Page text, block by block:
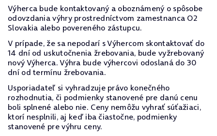
Výherca bude kontaktovaný a oboznámený o spôsobe
odovzdania výhry prostredníctvom zamestnanca O2
Slovakia alebo povereného zástupcu.
V prípade, že sa nepodarí s Výhercom skontaktovať do
14 dní od uskutočnenia žrebovania, bude vyžrebovaný
nový Výherca. Výhra bude výhercovi odoslaná do 30
dní od termínu žrebovania.
Usporiadateľ si vyhradzuje právo konečného
rozhodnutia, či podmienky stanovené pre danú cenu
boli splnené alebo nie. Ceny nemôžu vyhrať súťažiaci,
ktorí nesplnili, aj keď iba čiastočne, podmienky
stanovené pre výhru ceny.